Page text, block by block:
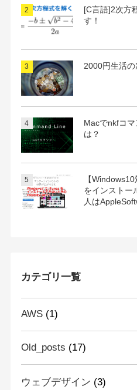
[C言語]2次方
す！
2000円生活の
Macでnkfコ
は？
【
をインストー
人は
カテゴリ一覧
AWS(1)
Old_posts (17)
ウェブデザイン (3)